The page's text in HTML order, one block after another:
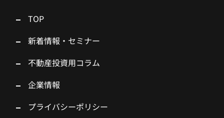
TOP
新着情報・セミナー
不動産投資用コラム
企業情報
プライバシーポリシー